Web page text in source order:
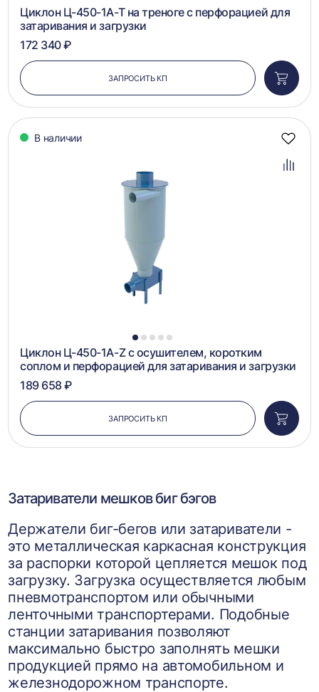
Циклон Ц-450-1А-Т на треноге с перфорацией для
затаривания и загрузки
172 340 ₽
ЗАПРОСИТЬ КП
в
В наличии
1 2 3 4 5
Циклон Ц-450-1A-Z с осушителем, коротким
соплом и перфорацией для затаривания и загрузки
189 658 ₽
ЗАПРОСИТЬ КП
в
Затариватели мешков биг бэгов
Держатели биг-бегов или затариватели -
это металлическая каркасная конструкция
за распорки которой цепляется мешок под
загрузку. Загрузка осуществляется любым
пневмотранспортом или обычными
ленточными транспортерами. Подобные
станции затаривания позволяют
максимально быстро заполнять мешки
продукцией прямо на автомобильном и
железнодорожном транспорте.